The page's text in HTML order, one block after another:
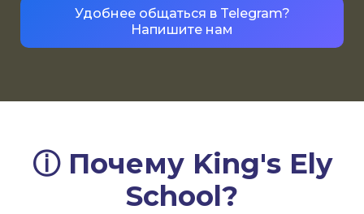
Удобнее общаться в Telegram?
Напишите нам
ⓘ Почему King's Ely
School?